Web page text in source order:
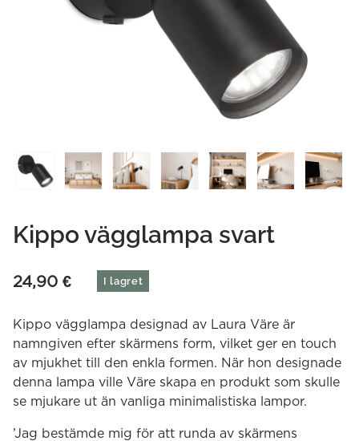
Kippo vägglampa svart
24,90 € I lagret
Kippo vägglampa designad av Laura Väre är
namngiven efter skärmens form, vilket ger en touch
av mjukhet till den enkla formen. När hon designade
denna lampa ville Väre skapa en produkt som skulle
se mjukare ut än vanliga minimalistiska lampor.
’Jag bestämde mig för att runda av skärmens